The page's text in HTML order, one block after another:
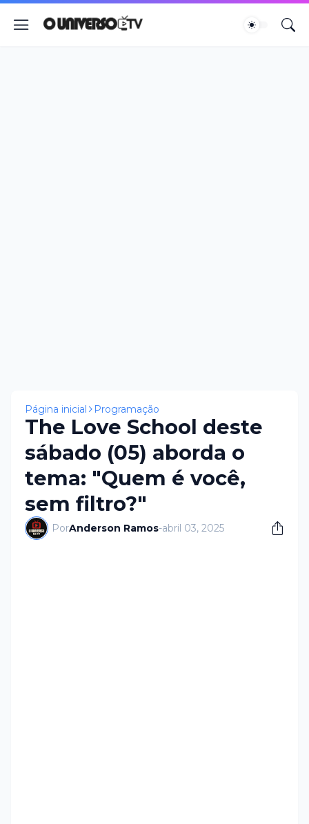
Página inicial Programação
The Love School deste
sábado (05) aborda o
tema: "Quem é você,
sem filtro?"
PorAnderson Ramos-abril 03, 2025